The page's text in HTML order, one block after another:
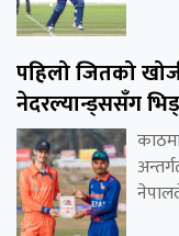
पहिलो जितको
नेदरल्यान्ड्ससँग